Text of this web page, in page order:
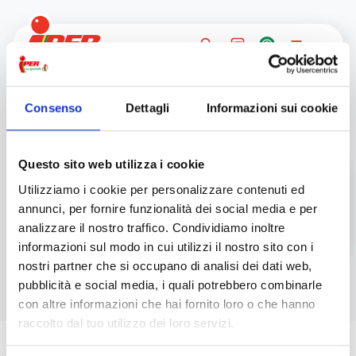
Consenso Dettagli Informazioni sui cookie
Questo sito web utilizza i cookie
Utilizziamo i cookie per personalizzare contenuti ed
annunci, per fornire funzionalità dei social media e per
analizzare il nostro traffico. Condividiamo inoltre
informazioni sul modo in cui utilizzi il nostro sito con i
nostri partner che si occupano di analisi dei dati web,
pubblicità e social media, i quali potrebbero combinarle
con altre informazioni che hai fornito loro o che hanno
raccolto dal tuo utilizzo dei loro servizi.
Iscriviti alla newsletter